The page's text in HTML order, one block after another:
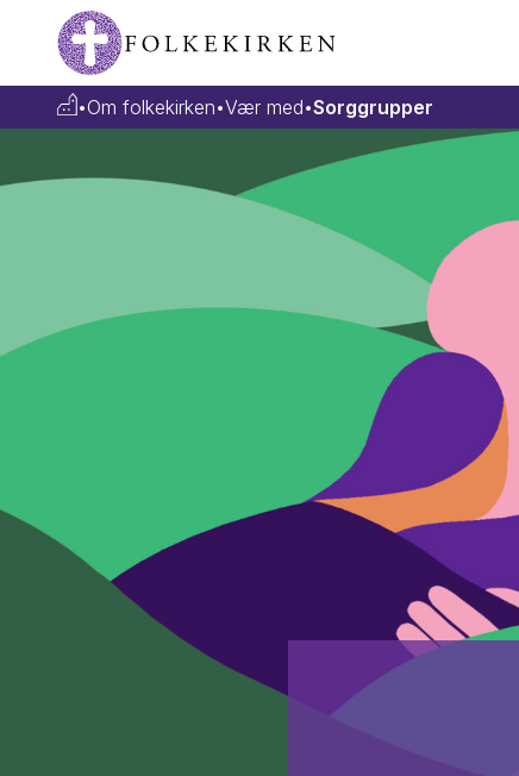
•Om folkekirken•Vær med•Sorggrupper